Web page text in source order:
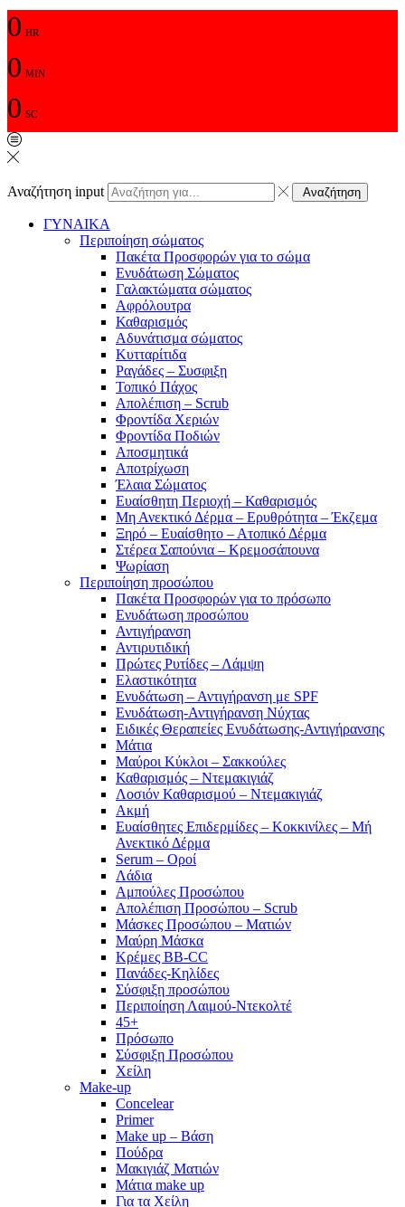
0 HR
0 MIN
0 SC
Αναζήτηση input Αναζήτηση
ΓΥΝΑΙΚΑ
Περιποίηση σώματος
Πακέτα Προσφορών για το σώμα
Ενυδάτωση Σώματος
Γαλακτώματα σώματος
Αφρόλουτρα
Καθαρισμός
Αδυνάτισμα σώματος
Κυτταρίτιδα
Ραγάδες – Συσφιξη
Τοπικό Πάχος
Απολέπιση – Scrub
Φροντίδα Χεριών
Φροντίδα Ποδιών
Αποσμητικά
Αποτρίχωση
Έλαια Σώματος
Ευαίσθητη Περιοχή – Καθαρισμός
Μη Ανεκτικό Δέρμα – Ερυθρότητα – Έκζεμα
Ξηρό – Ευαίσθητο – Ατοπικό Δέρμα
Στέρεα Σαπούνια – Κρεμοσάπουνα
Ψωρίαση
Περιποίηση προσώπου
Πακέτα Προσφορών για το πρόσωπο
Ενυδάτωση προσώπου
Αντιγήρανση
Αντιρυτιδική
Πρώτες Ρυτίδες – Λάμψη
Ελαστικότητα
Ενυδάτωση – Αντιγήρανση με SPF
Ενυδάτωση-Αντιγήρανση Νύχτας
Ειδικές Θεραπείες Ενυδάτωσης-Αντιγήρανσης
Μάτια
Μαύροι Κύκλοι – Σακκούλες
Καθαρισμός – Ντεμακιγιάζ
Λοσιόν Καθαρισμού – Ντεμακιγιάζ
Ακμή
Ευαίσθητες Επιδερμίδες – Κοκκινίλες – Μή
Ανεκτικό Δέρμα
Serum – Οροί
Λάδια
Αμπούλες Προσώπου
Απολέπιση Προσώπου – Scrub
Μάσκες Προσώπου – Ματιών
Μαύρη Μάσκα
Κρέμες BB-CC
Πανάδες-Κηλίδες
Σύσφιξη προσώπου
Περιποίηση Λαιμού-Ντεκολτέ
45+
Πρόσωπο
Σύσφιξη Προσώπου
Χείλη
Make-up
Concelear
Primer
Make up – Βάση
Πούδρα
Μακιγιάζ Ματιών
Μάτια make up
Για τα Χείλη